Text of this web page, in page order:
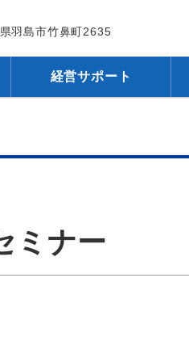
羽島市竹鼻町2635
経営サポート
ミナー